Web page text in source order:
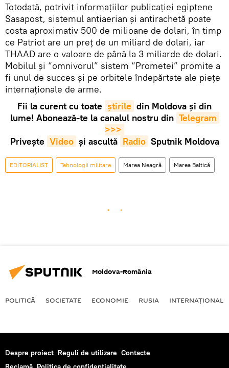
Totodată, potrivit informațiilor publicației egiptene
Sasapost, sistemul antiaerian și antirachetă poate
costa aproximativ 500 de milioane de dolari, în timp
ce Patriot are un preț de un miliard de dolari, iar
THAAD are o valoare de până la 3 miliarde de dolari.
Mobilul și “omnivorul” sistem “Prometei” promite a
fi unul de succes și pe orbitele îndepărtate ale piețe
internaționale de arme.
Fii la curent cu toate știrile din Moldova și din
lume! Abonează-te la canalul nostru din Telegram
>>>
Privește Video și ascultă Radio Sputnik Moldova
EDITORIALIST Tehnologii militare Marea Neagră Marea Baltică
Moldova-România
POLITICĂ SOCIETATE ECONOMIE RUSIA INTERNAŢIONAL
Despre proiect Reguli de utilizare Contacte